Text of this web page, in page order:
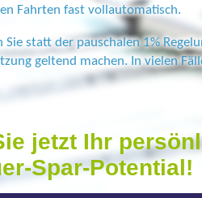
Fahrten fast vollautomatisch.
Sie statt der pauschalen 1%
geltend machen. In vielen
jetzt Ihr
Spar-Potential!